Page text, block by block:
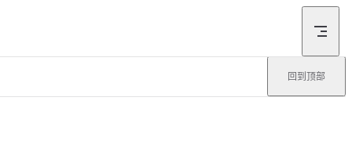
回到顶部